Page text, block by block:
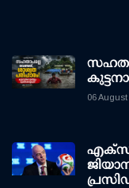
06 August